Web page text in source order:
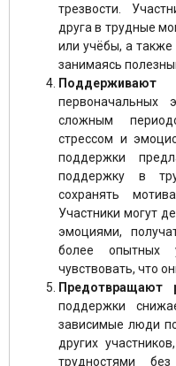
трезвости.
друга в трудные
или учёбы, а
занимаясь
первоначальных
сложным
стрессом и
поддержки
поддержку в
сохранять
Участники могут
эмоциями,
более опытных
чувствовать, что
Предотвращают
поддержки
зависимые люди
других
трудностями